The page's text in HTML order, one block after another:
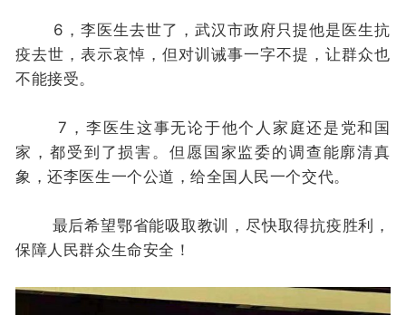
6，李医生去世了，武汉市政府只提他是医生抗
疫去世，表示哀悼，但对训诫事一字不提，让群众也
不能接受。
7，李医生这事无论于他个人家庭还是党和国
家，都受到了损害。但愿国家监委的调查能廓清真
象，还李医生一个公道，给全国人民一个交代。
最后希望鄂省能吸取教训，尽快取得抗疫胜利，
保障人民群众生命安全！